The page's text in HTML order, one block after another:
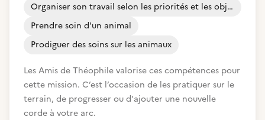
Organiser son travail selon les priorités et les objectifs
Prendre soin d'un animal
Prodiguer des soins sur les animaux
Les Amis de Théophile valorise ces compétences pour
cette mission. C’est l’occasion de les pratiquer sur le
terrain, de progresser ou d'ajouter une nouvelle
corde à votre arc.